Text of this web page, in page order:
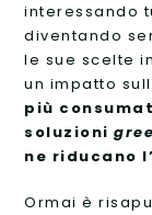
interessando
diventando
le sue scelte
un impatto
più
soluzioni
ne riducano
Ormai è